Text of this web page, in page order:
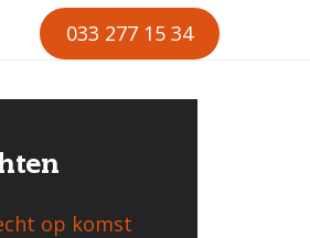
033 277 15 34
op komst